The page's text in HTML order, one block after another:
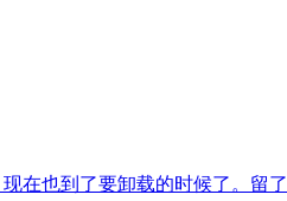
在也到了要卸载的时候了。留